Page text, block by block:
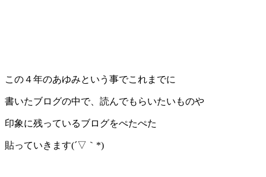
この４年のあゆみという事でこれまでに
書いたブログの中で、読んでもらいたいものや
印象に残っているブログをぺたぺた
貼っていきます(´▽｀*)